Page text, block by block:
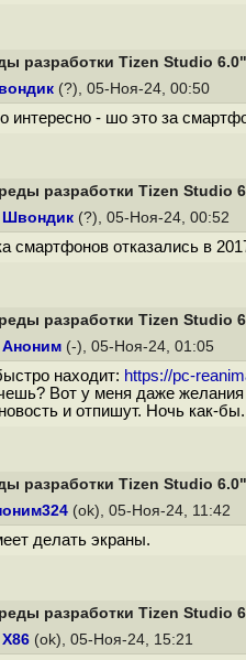
разработки Tizen Studio 6.0"
(?), 05-Ноя-24, 00:50
интересно - шо это за
разработки Tizen Studio
Швондик (?), 05-Ноя-24, 00:52
смартфонов отказались в
разработки Tizen Studio
Аноним (-), 05-Ноя-24, 01:05
находит: https://pc-
Вот у меня даже
и отпишут. Ночь как-бы.
разработки Tizen Studio 6.0"
(ok), 05-Ноя-24, 11:42
делать экраны.
разработки Tizen Studio
X86 (ok), 05-Ноя-24, 15:21